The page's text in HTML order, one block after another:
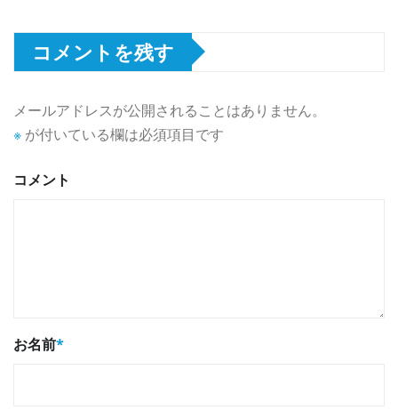
コメントを残す
メールアドレスが公開されることはありません。
※ が付いている欄は必須項目です
コメント
お名前*